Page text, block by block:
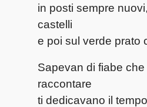
in posti sempre
castelli
e poi sul verde prato
Sapevan di fiabe
raccontare
ti dedicavano il